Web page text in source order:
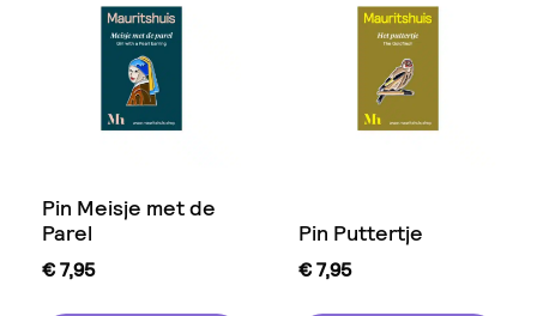
Pin Meisje met de
Parel
€7,95
Pin Puttertje
€7,95